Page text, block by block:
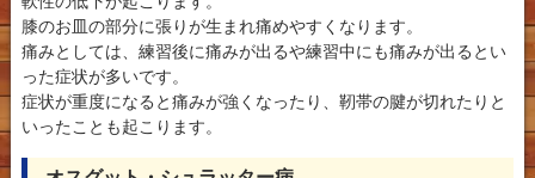
膝のお皿の部分に張りが生まれ痛めやすくなります。
痛みとしては、練習後に痛みが出るや練習中にも痛みが出るとい
った症状が多いです。
症状が重度になると痛みが強くなったり、靭帯の腱が切れたりと
いったことも起こります。